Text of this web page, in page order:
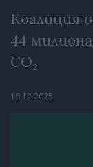
Коалиция
44
CO₂
19.12.2025